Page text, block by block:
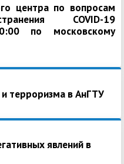
центра по вопросам
COVID-19
по московскому
терроризма в АнГТУ
явлений в